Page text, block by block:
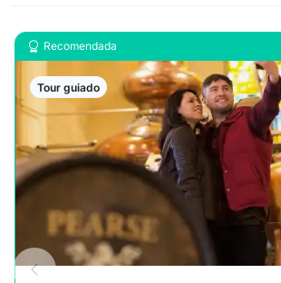
Recomendada
Tour guiado